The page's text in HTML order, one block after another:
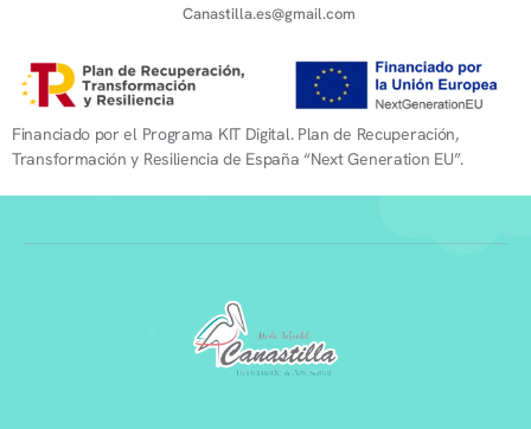
Canastilla.es@gmail.com
Financiado por el Programa KIT Digital. Plan de Recuperación,
Transformación y Resiliencia de España “Next Generation EU”.